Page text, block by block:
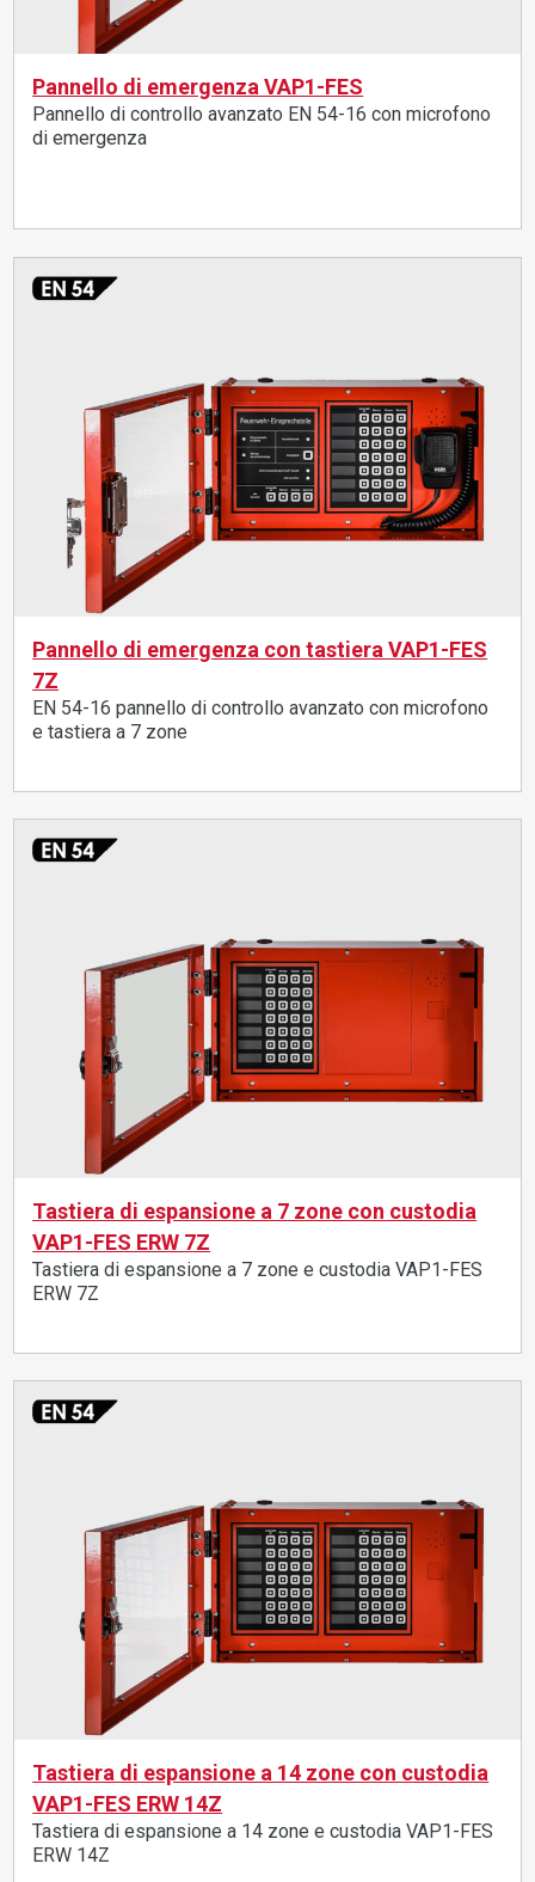
Pannello di emergenza VAP1-FES
Pannello di controllo avanzato EN 54-16 con microfono
di emergenza
Pannello di emergenza con tastiera VAP1-FES
7Z
EN 54-16 pannello di controllo avanzato con microfono
e tastiera a 7 zone
Tastiera di espansione a 7 zone con custodia
VAP1-FES ERW 7Z
Tastiera di espansione a 7 zone e custodia VAP1-FES
ERW 7Z
Tastiera di espansione a 14 zone con custodia
VAP1-FES ERW 14Z
Tastiera di espansione a 14 zone e custodia VAP1-FES
ERW 14Z